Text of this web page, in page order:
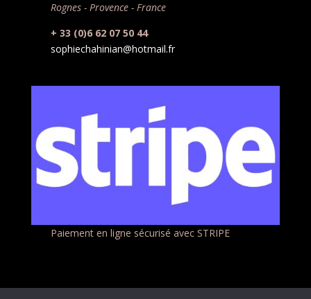
Rognes - Provence - France
+ 33 (0)6 62 07 50 44
sophiechahinian@hotmail.fr
Paiement en ligne sécurisé avec STRIPE